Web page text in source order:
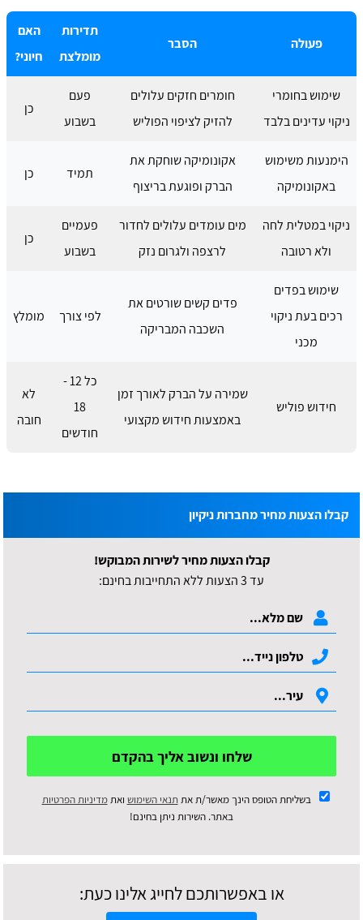
פעולה הסבר
תדירות
מומלצת
האם
חיוני?
שימוש בחומרי
ניקוי עדינים בלבד
חומרים חזקים עלולים
להזיק לציפוי הפוליש
פעם
בשבוע
כן
הימנעות משימוש
באקונומיקה
אקונומיקה שוחקת את
הברק ופוגעת בריצוף
תמיד כן
ניקוי במטלית לחה
ולא רטובה
מים עומדים עלולים לחדור
לרצפה ולגרום נזק
פעמיים
בשבוע
כן
שימוש בפדים
רכים בעת ניקוי
מכני
פדים קשים שורטים את
השכבה המבריקה
לפי צורך מומלץ
חידוש פוליש
שמירה על הברק לאורך זמן
באמצעות חידוש מקצועי
כל 12 -
18
חודשים
לא
חובה
קבלו הצעות מחיר מחברות ניקיון
קבלו הצעות מחיר לשירות המבוקש!
עד 3 הצעות ללא התחייבות בחינם:
שלחו ונשוב אליך בהקדם
בשליחת הטופס הינך מאשר/ת את תנאי השימוש ואתמדיניות הפרטיות
באתר. השירות ניתן בחינם!
או באפשרותכם לחייג אלינו כעת: